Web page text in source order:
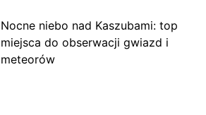
Nocne niebo nad Kaszubami: top
miejsca do obserwacji gwiazd i
meteorów